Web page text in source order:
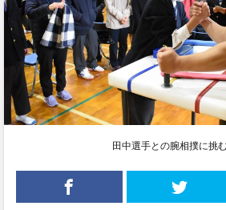
田中選手との腕相撲に挑